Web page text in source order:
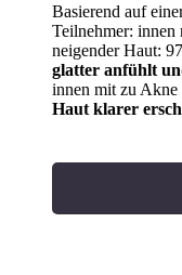
Basierend auf
Teilnehmer: innen
neigender Haut:
glatter anfühlt
innen mit zu Akne
Haut klarer